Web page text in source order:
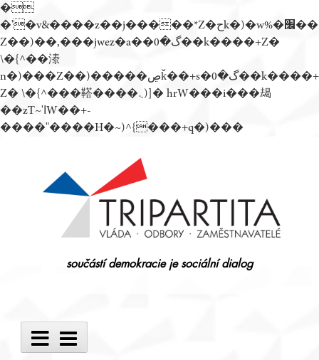
�
�'�v&����z��j�����*Z�حk�)�w%�׬��
Z��)��,���jwez�a��گ�0��k����+Z�
\�{^��溙
n�)���Z��)�����ڝǩ��+s�گ�0��k����+
Z� \�{^���鞳����܆)]� hrW���i���朅
��zƬ~'ߊW��+-
����"����H�~)^{���+q�)���
součástí demokracie je sociální dialog
Main
Menu